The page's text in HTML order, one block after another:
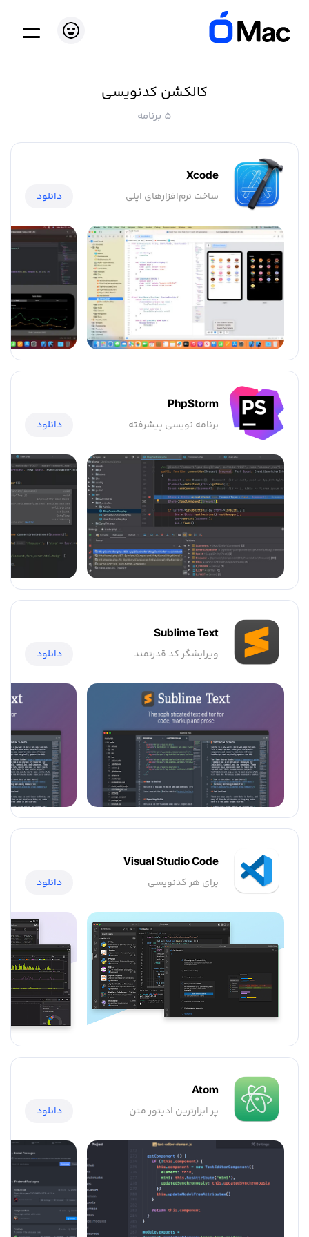
کالکشن کدنویسی
5 برنامه
Xcode
ساخت نرم‌افزار‌های اپلی دانلود
PhpStorm
برنامه نویسی پیشرفته دانلود
Sublime Text
ویرایشگر کد قدرتمند دانلود
Visual Studio Code
برای هر کدنویسی دانلود
Atom
پر ابزارترین ادیتور متن دانلود